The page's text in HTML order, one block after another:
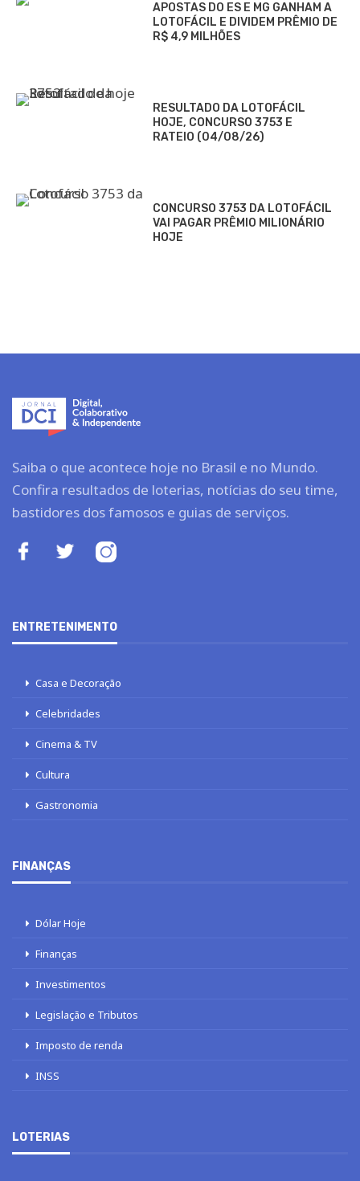
APOSTAS DO ES E MG GANHAM A
LOTOFÁCIL E DIVIDEM PRÊMIO DE
R$ 4,9 MILHÕES
RESULTADO DA LOTOFÁCIL
HOJE, CONCURSO 3753 E
RATEIO (04/08/26)
CONCURSO 3753 DA LOTOFÁCIL
VAI PAGAR PRÊMIO MILIONÁRIO
HOJE
Saiba o que acontece hoje no Brasil e no Mundo.
Confira resultados de loterias, notícias do seu time,
bastidores dos famosos e guias de serviços.
ENTRETENIMENTO
Casa e Decoração
Celebridades
Cinema & TV
Cultura
Gastronomia
FINANÇAS
Dólar Hoje
Finanças
Investimentos
Legislação e Tributos
Imposto de renda
INSS
LOTERIAS